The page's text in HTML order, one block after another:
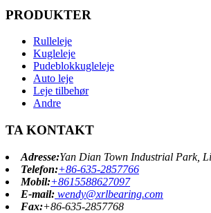
PRODUKTER
Rulleleje
Kugleleje
Pudeblokkugleleje
Auto leje
Leje tilbehør
Andre
TA KONTAKT
Adresse:Yan Dian Town Industrial Park,
Telefon:+86-635-2857766
Mobil:+8615588627097
E-mail: wendy@xrlbearing.com
Fax:+86-635-2857768